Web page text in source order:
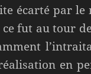
écarté par le
fut au tour
en